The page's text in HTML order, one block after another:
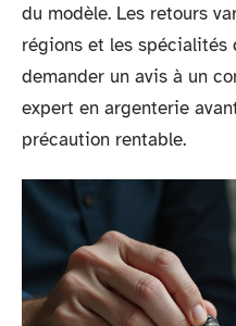
du modèle. Les retours
régions et les spécialités
demander un avis à un
expert en argenterie
précaution rentable.